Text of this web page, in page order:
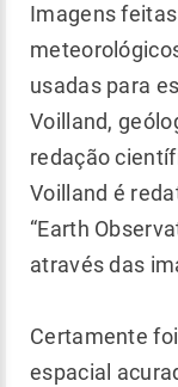
Imagens
usadas para
Voilland,
redação
Voilland é
“Earth
através das
Certamente
espacial